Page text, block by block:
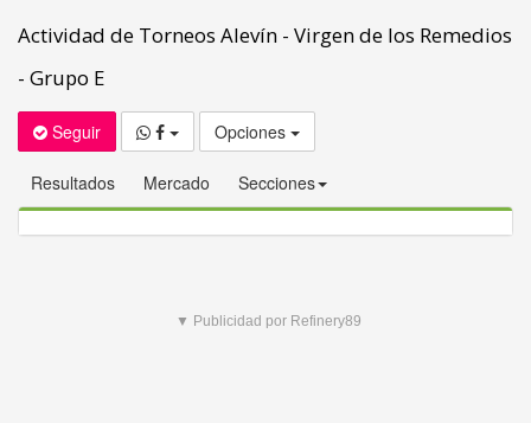
Actividad de Torneos Alevín - Virgen de los Remedios
- Grupo E
Seguir Opciones
Resultados Mercado Secciones
▼ Publicidad por Refinery89